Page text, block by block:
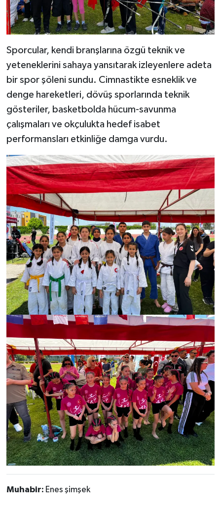
Sporcular, kendi branşlarına özgü teknik ve
yeteneklerini sahaya yansıtarak izleyenlere adeta
bir spor şöleni sundu. Cimnastikte esneklik ve
denge hareketleri, dövüş sporlarında teknik
gösteriler, basketbolda hücum-savunma
çalışmaları ve okçulukta hedef isabet
performansları etkinliğe damga vurdu.
Muhabir: Enes şimşek